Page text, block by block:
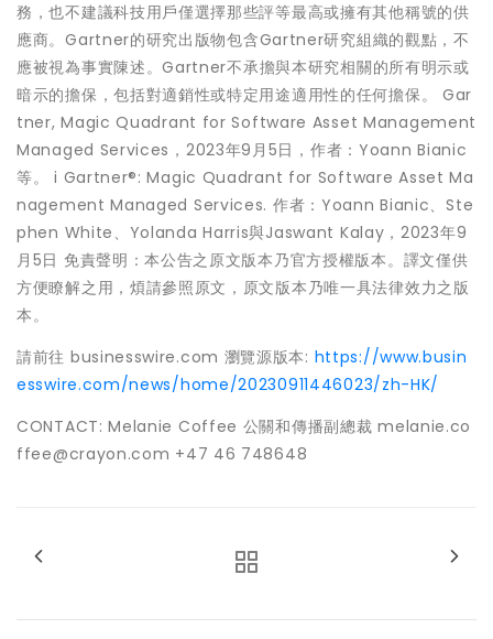
務，也不建議科技用戶僅選擇那些評等最高或擁有其他稱號的供
應商。Gartner的研究出版物包含Gartner研究組織的觀點，不
應被視為事實陳述。Gartner不承擔與本研究相關的所有明示或
暗示的擔保，包括對適銷性或特定用途適用性的任何擔保。 Gar
tner, Magic Quadrant for Software Asset Management
Managed Services，2023年9月5日，作者：Yoann Bianic
等。 i Gartner®: Magic Quadrant for Software Asset Ma
nagement Managed Services. 作者：Yoann Bianic、Ste
phen White、Yolanda Harris與Jaswant Kalay，2023年9
月5日 免責聲明：本公告之原文版本乃官方授權版本。譯文僅供
方便瞭解之用，煩請參照原文，原文版本乃唯一具法律效力之版
本。
請前往 businesswire.com 瀏覽源版本: https://www.busin
esswire.com/news/home/20230911446023/zh-HK/
CONTACT: Melanie Coffee 公關和傳播副總裁 melanie.co
ffee@crayon.com +47 46 748648